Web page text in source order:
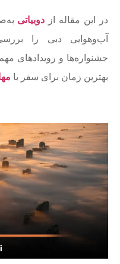
در این مقاله از دوبیاتی
آب‌وهوایی دبی را
جشنواره‌ها و رویدادهای
بهترین زمان برای سفر یا